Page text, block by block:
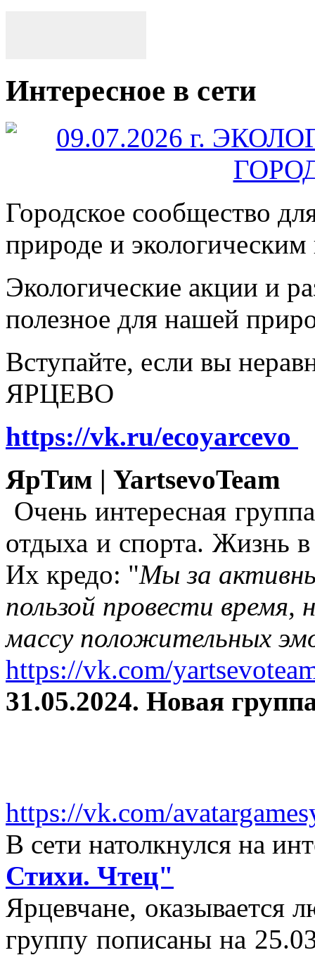
Интересное в сети
Городское сообщество
природе и
Экологические акции и
полезное для нашей
Вступайте, если вы
ЯРЦЕВО
https://vk.ru/ecoyarcevo
ЯрТим | YartsevoTeam
Очень интересная
отдыха и спорта. Жизнь
Их кредо: "Мы за
пользой провести время,
массу положительных
https://vk.com/
31.05.2024. Новая
https://vk.com/
В сети натолкнулся на
Стихи. Чтец"
Ярцевчане,
группу пописаны на